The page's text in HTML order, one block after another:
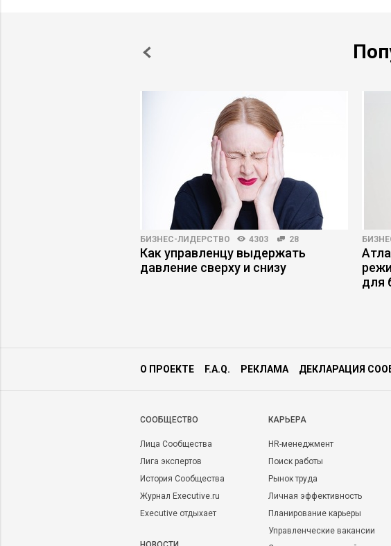
БИЗНЕС-ЛИДЕРСТВО 4303 28
Как управленцу выдержать
давление сверху и снизу
для
О ПРОЕКТЕ F.A.Q. РЕКЛАМА ДЕКЛАРАЦИЯ
CООБЩЕСТВО
Лица Сообщества
Лига экспертов
История Сообщества
Журнал Executive.ru
Executive отдыхает
КАРЬЕРА
HR-менеджмент
Поиск работы
Рынок труда
Личная эффективность
Планирование карьеры
Управленческие вакансии